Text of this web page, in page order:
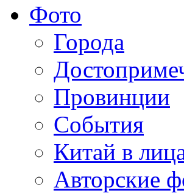
Фото
Города
Провинции
События
Китай в
Авторские